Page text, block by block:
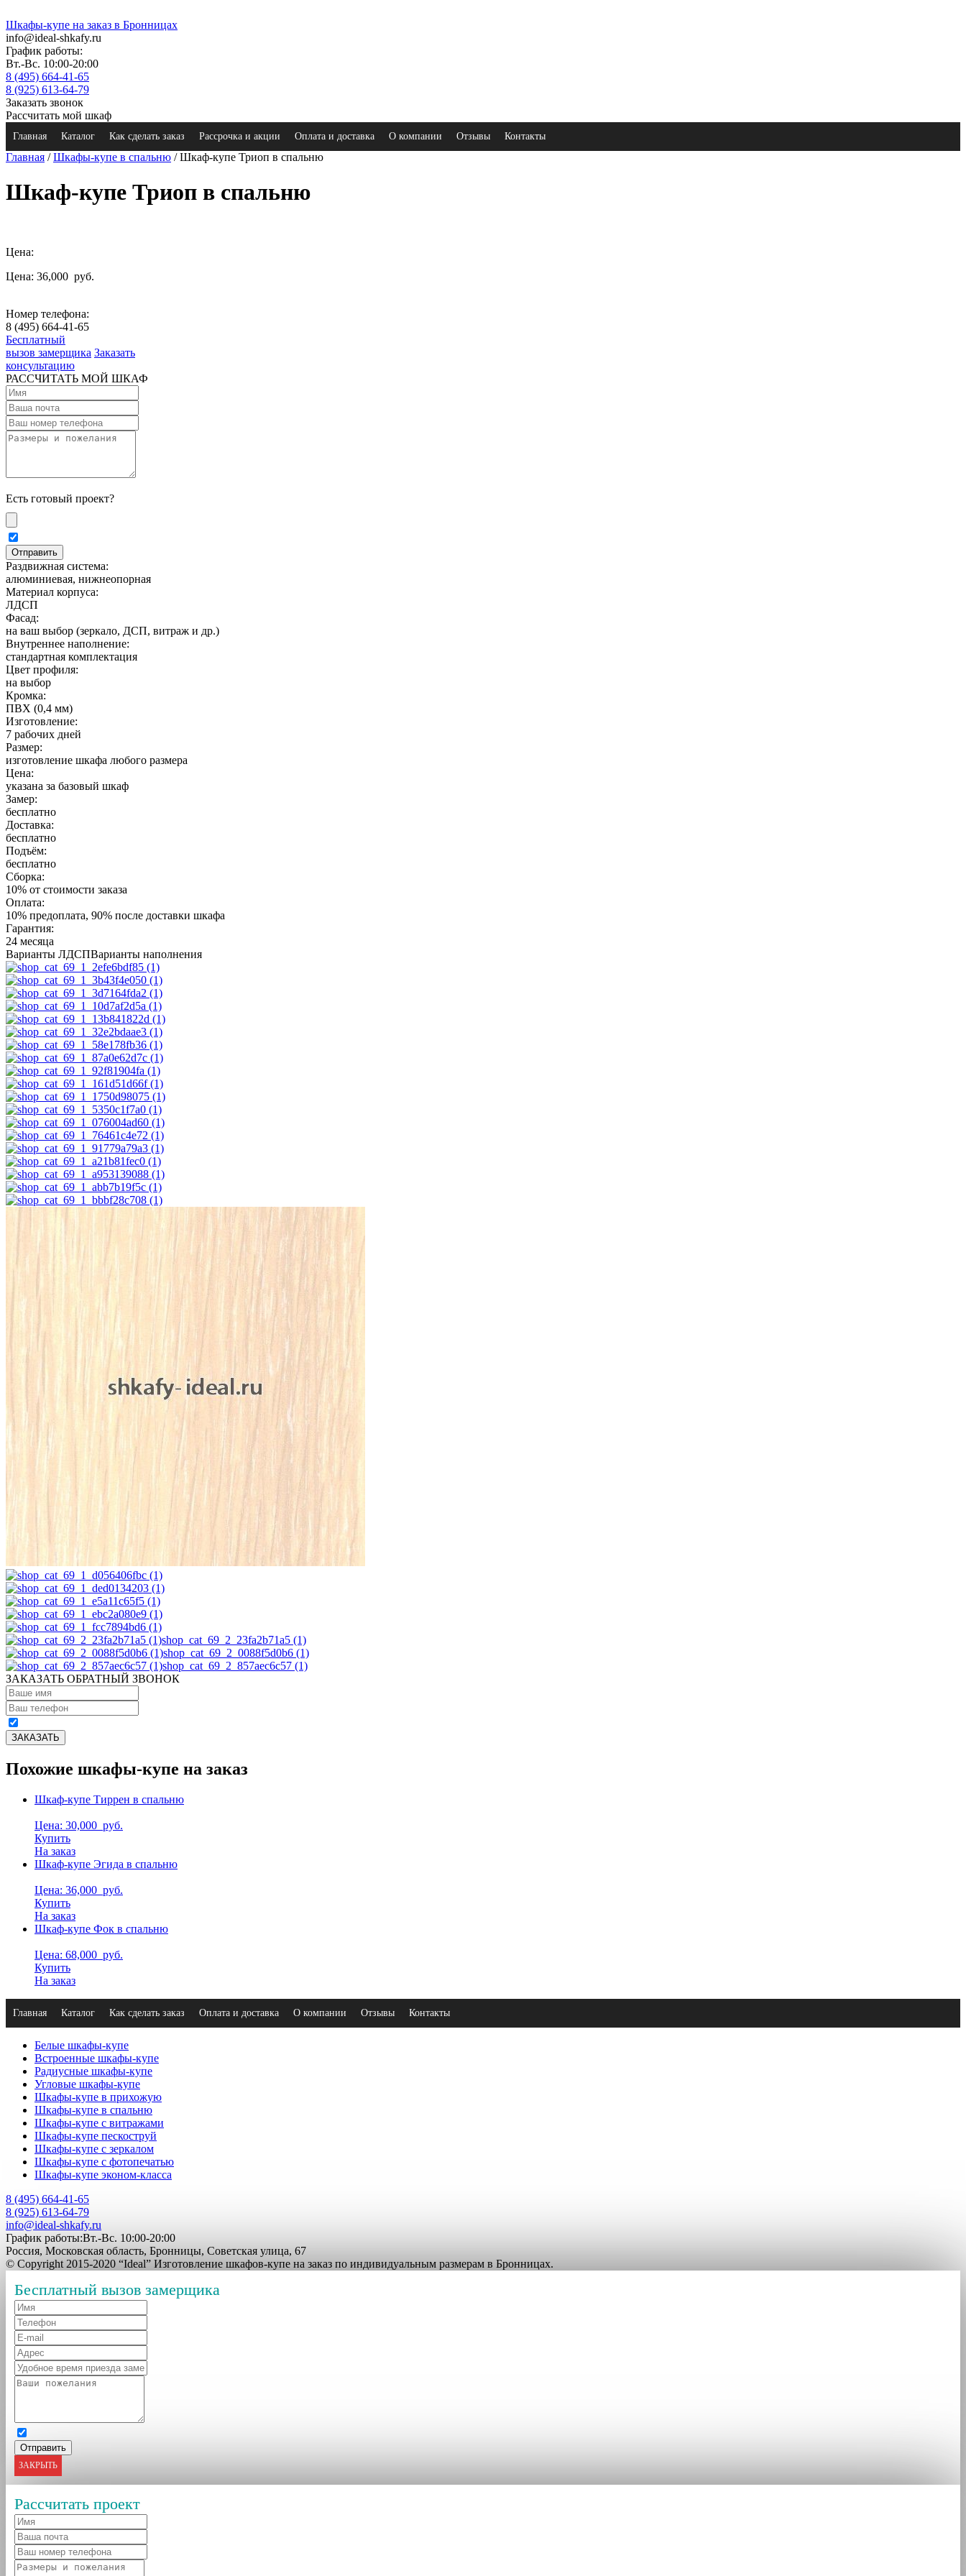
Шкафы-купе на заказ в Бронницах
info@ideal-shkafy.ru
График работы:
Вт.-Вс. 10:00-20:00
8 (495) 664-41-65
8 (925) 613-64-79
Заказать звонок
Рассчитать мой шкаф
Главная Каталог Как сделать заказ Рассрочка и акции Оплата и доставка О компании Отзывы Контакты
Главная /Шкафы-купе в спальню / Шкаф-купе Триоп в спальню
Шкаф-купе Триоп в спальню
Цена:
Цена: 36,000 руб.
Номер телефона:
8 (495) 664-41-65
Бесплатный
вызов замерщика Заказать
консультацию
РАССЧИТАТЬ МОЙ ШКАФ
Есть готовый проект?
Раздвижная система:
алюминиевая, нижнеопорная
Материал корпуса:
ЛДСП
Фасад:
на ваш выбор (зеркало, ДСП, витраж и др.)
Внутреннее наполнение:
стандартная комплектация
Цвет профиля:
на выбор
Кромка:
ПВХ (0,4 мм)
Изготовление:
7 рабочих дней
Размер:
изготовление шкафа любого размера
Цена:
указана за базовый шкаф
Замер:
бесплатно
Доставка:
бесплатно
Подъём:
бесплатно
Сборка:
10% от стоимости заказа
Оплата:
10% предоплата, 90% после доставки шкафа
Гарантия:
24 месяца
Варианты ЛДСПВарианты наполнения
shop_cat_69_2_23fa2b71a5 (1)
shop_cat_69_2_0088f5d0b6 (1)
shop_cat_69_2_857aec6c57 (1)
ЗАКАЗАТЬ ОБРАТНЫЙ ЗВОНОК
Похожие шкафы-купе на заказ
Шкаф-купе Тиррен в спальню
Цена: 30,000 руб.
Купить
На заказ
Шкаф-купе Эгида в спальню
Цена: 36,000 руб.
Купить
На заказ
Шкаф-купе Фок в спальню
Цена: 68,000 руб.
Купить
На заказ
Главная Каталог Как сделать заказ Оплата и доставка О компании Отзывы Контакты
Белые шкафы-купе
Встроенные шкафы-купе
Радиусные шкафы-купе
Угловые шкафы-купе
Шкафы-купе в прихожую
Шкафы-купе в спальню
Шкафы-купе с витражами
Шкафы-купе пескоструй
Шкафы-купе с зеркалом
Шкафы-купе с фотопечатью
Шкафы-купе эконом-класса
8 (495) 664-41-65
8 (925) 613-64-79
info@ideal-shkafy.ru
График работы:Вт.-Вс. 10:00-20:00
Россия, Московская область, Бронницы, Советская улица, 67
© Copyright 2015-2020 “Ideal” Изготовление шкафов-купе на заказ по индивидуальным размерам в Бронницах.
Бесплатный вызов замерщика
ЗАКРЫТЬ
Рассчитать проект